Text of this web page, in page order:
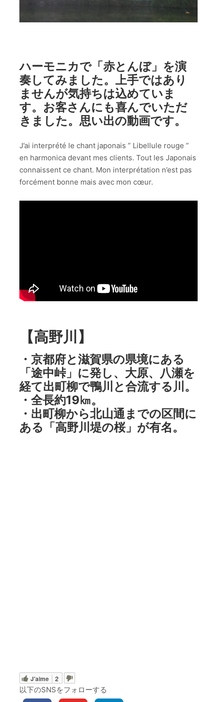
ハーモニカで「赤とんぼ」を演
奏してみました。上手ではあり
ませんが気持ちは込めていま
す。お客さんにも喜んでいただ
きました。思い出の動画です。
J’ai interprété le chant japonais ” Libellule rouge ”
en harmonica devant mes clients. Tout les Japonais
connaissent ce chant. Mon interprétation n’est pas
forcément bonne mais avec mon cœur.
【高野川】
・京都府と滋賀県の県境にある
「途中峠」に発し、大原、八瀬を
経て出町柳で鴨川と合流する川。
・全長約19㎞。
・出町柳から北山通までの区間に
ある「高野川堤の桜」が有名。
J'aime 2
以下のSNSをフォローする